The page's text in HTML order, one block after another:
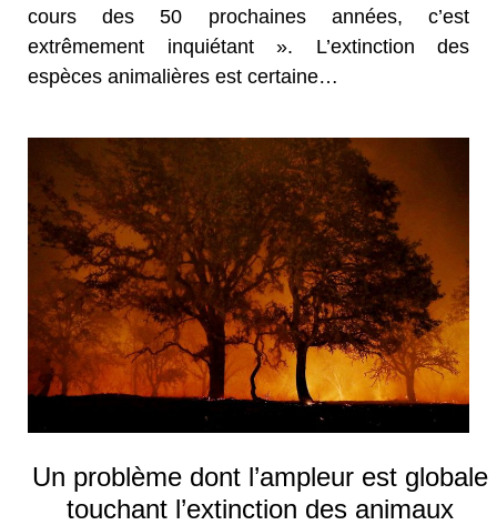
cours des 50 prochaines années, c’est
extrêmement inquiétant ». L’extinction des
espèces animalières est certaine…
Un problème dont l’ampleur est globale
touchant l’extinction des animaux